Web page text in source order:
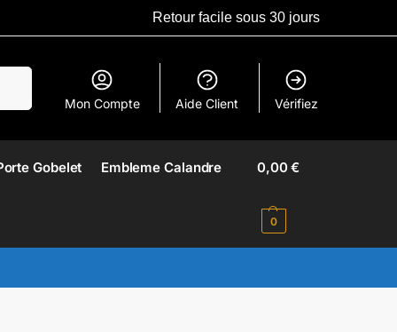
Retour facile sous 30 jours
Mon Compte Aide Client Vérifiez
Gobelet Embleme Calandre​ 0,00€
0